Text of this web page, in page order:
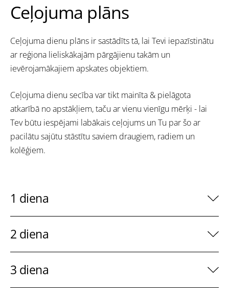
Ceļojuma plāns
Ceļojuma dienu plāns ir sastādīts tā, lai Tevi iepazīstinātu
ar reģiona lieliskākajām pārgājienu takām un
ievērojamākajiem apskates objektiem.
Ceļojuma dienu secība var tikt mainīta & pielāgota
atkarībā no apstākļiem, taču ar vienu vienīgu mērķi - lai
Tev būtu iespējami labākais ceļojums un Tu par šo ar
pacilātu sajūtu stāstītu saviem draugiem, radiem un
kolēģiem.
1 diena
2 diena
3 diena